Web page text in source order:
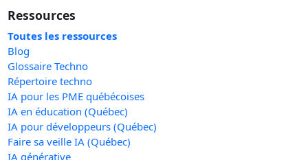
Ressources
Toutes les ressources
Blog
Glossaire Techno
Répertoire techno
IA pour les PME québécoises
IA en éducation (Québec)
IA pour développeurs (Québec)
Faire sa veille IA (Québec)
IA générative